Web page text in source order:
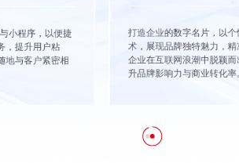
打造企业的数字名片，以个性化设计与前沿交互
术，展现品牌独特魅力，精准传递品牌价值，助
企业在互联网浪潮中脱颖而出，吸引客户驻足，
升品牌影响力与商业转化率。